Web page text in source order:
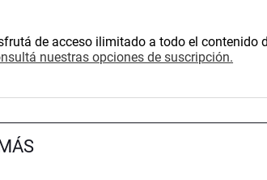
de acceso ilimitado a todo el contenido
nuestras opciones de suscripción.